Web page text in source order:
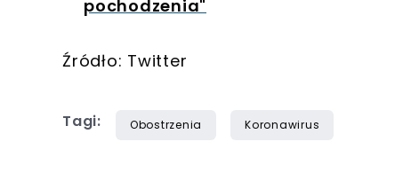
pochodzenia"
Źródło: Twitter
Tagi: Obostrzenia Koronawirus